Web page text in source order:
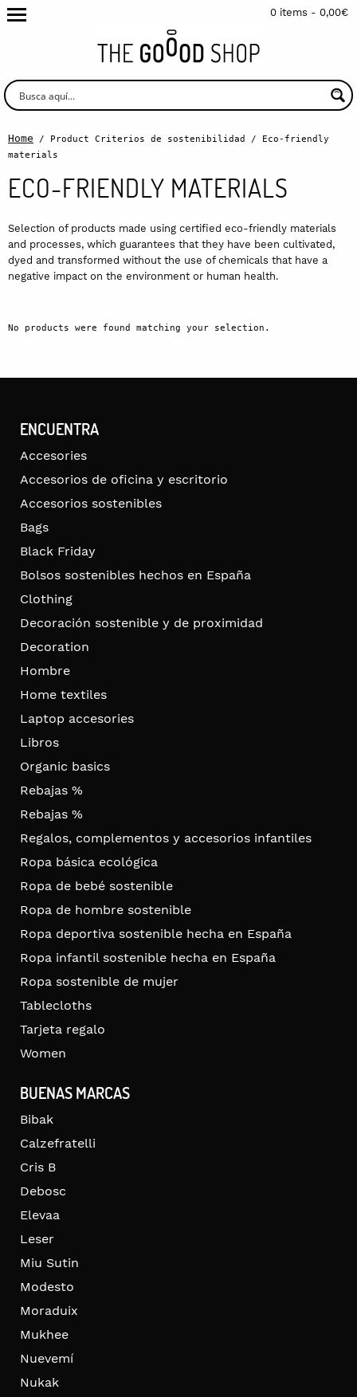
0 items - 0,00€
Home / Product Criterios de sostenibilidad / Eco-friendly
materials
ECO-FRIENDLY MATERIALS
Selection of products made using certified eco-friendly materials
and processes, which guarantees that they have been cultivated,
dyed and transformed without the use of chemicals that have a
negative impact on the environment or human health.
No products were found matching your selection.
ENCUENTRA
Accesories
Accesorios de oficina y escritorio
Accesorios sostenibles
Bags
Black Friday
Bolsos sostenibles hechos en España
Clothing
Decoración sostenible y de proximidad
Decoration
Hombre
Home textiles
Laptop accesories
Libros
Organic basics
Rebajas %
Rebajas %
Regalos, complementos y accesorios infantiles
Ropa básica ecológica
Ropa de bebé sostenible
Ropa de hombre sostenible
Ropa deportiva sostenible hecha en España
Ropa infantil sostenible hecha en España
Ropa sostenible de mujer
Tablecloths
Tarjeta regalo
Women
BUENAS MARCAS
Bibak
Calzefratelli
Cris B
Debosc
Elevaa
Leser
Miu Sutin
Modesto
Moraduix
Mukhee
Nuevemí
Nukak